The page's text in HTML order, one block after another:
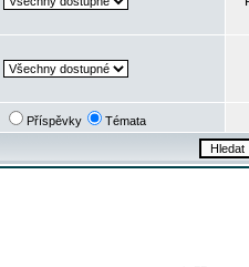
Příspěvky Témata